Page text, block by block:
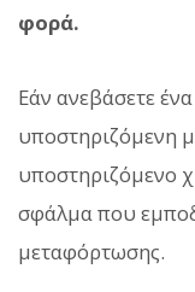
φορά.
Εάν ανεβάσετε
υποστηριζόμενη
υποστηριζόμενο
σφάλμα που
μεταφόρτωσης.